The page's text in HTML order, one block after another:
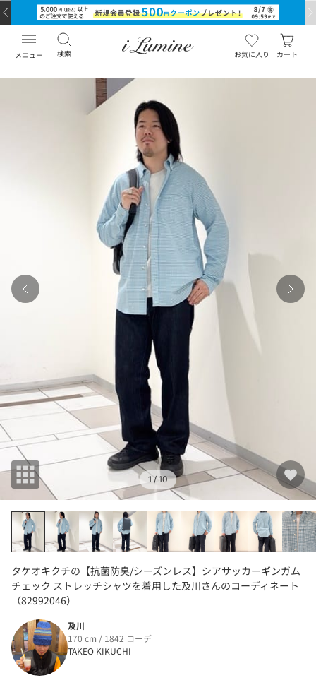
メニュー 検索 お気に入り カート
1/ 10
タケオキクチの【抗菌防臭/シーズンレス】シアサッカーギンガム
チェック ストレッチシャツを着用した及川さんのコーディネート
（82992046）
及川
170 cm / 1842 コーデ
TAKEO KIKUCHI